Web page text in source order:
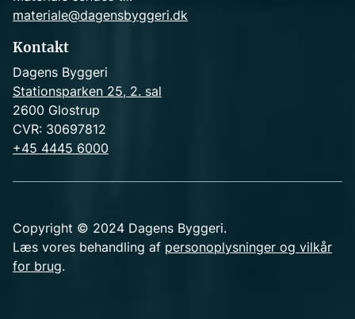
materiale@dagensbyggeri.dk
Kontakt
Dagens Byggeri
Stationsparken 25, 2. sal
2600 Glostrup
CVR: 30697812
+45 4445 6000
Copyright © 2024 Dagens Byggeri.
Læs vores behandling af personoplysninger og vilkår
for brug.